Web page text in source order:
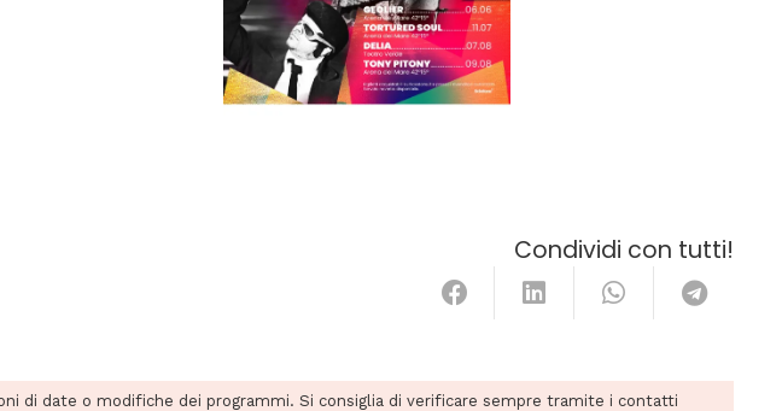
Condividi con tutti!
di date o modifiche dei programmi. Si consiglia di verificare sempre tramite i contatti